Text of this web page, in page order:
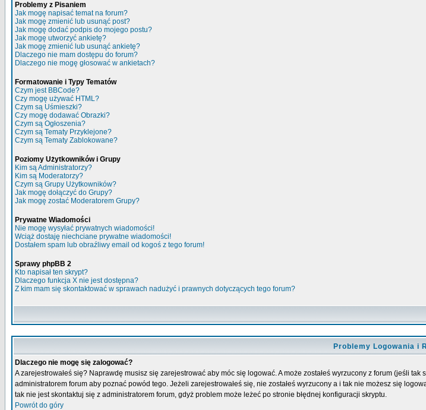
Problemy z Pisaniem
Jak mogę napisać temat na forum?
Jak mogę zmienić lub usunąć post?
Jak mogę dodać podpis do mojego postu?
Jak mogę utworzyć ankietę?
Jak mogę zmienić lub usunąć ankietę?
Dlaczego nie mam dostępu do forum?
Dlaczego nie mogę głosować w ankietach?
Formatowanie i Typy Tematów
Czym jest BBCode?
Czy mogę używać HTML?
Czym są Uśmieszki?
Czy mogę dodawać Obrazki?
Czym są Ogłoszenia?
Czym są Tematy Przyklejone?
Czym są Tematy Zablokowane?
Poziomy Użytkowników i Grupy
Kim są Administratorzy?
Kim są Moderatorzy?
Czym są Grupy Użytkowników?
Jak mogę dołączyć do Grupy?
Jak mogę zostać Moderatorem Grupy?
Prywatne Wiadomości
Nie mogę wysyłać prywatnych wiadomości!
Wciąż dostaję niechciane prywatne wiadomości!
Dostałem spam lub obraźliwy email od kogoś z tego forum!
Sprawy phpBB 2
Kto napisał ten skrypt?
Dlaczego funkcja X nie jest dostępna?
Z kim mam się skontaktować w sprawach nadużyć i prawnych dotyczących tego forum?
Problemy Logowania i
Dlaczego nie mogę się zalogować?
A zarejestrowałeś się? Naprawdę musisz się zarejestrować aby móc się logować. A może zostałeś wyrzucony z forum (jeśli
administratorem forum aby poznać powód tego. Jeżeli zarejestrowałeś się, nie zostałeś wyrzucony a i tak nie możesz się
tak nie jest skontaktuj się z administratorem forum, gdyż problem może leżeć po stronie błędnej konfiguracji skryptu.
Powrót do góry